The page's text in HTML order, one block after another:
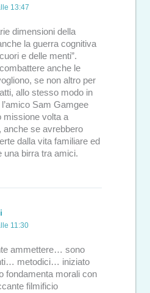
13:47
dimensioni della
la guerra cognitiva
e delle menti”.
anche le
se non altro per
allo stesso modo in
Sam Gamgee
missione volta a
anche se avrebbero
dalla vita familiare ed
una birra tra amici.
11:30
ammettere… sono
metodici… iniziato
fondamenta morali con
filmificio